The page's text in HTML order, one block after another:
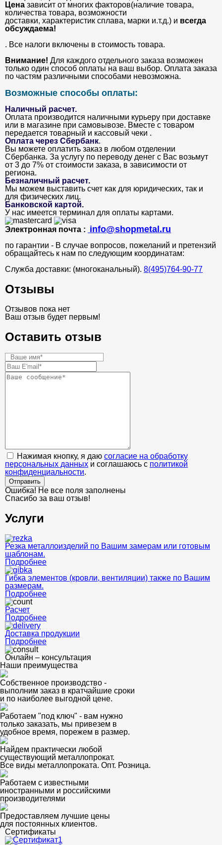
Цена зависит от многих факторов(наличие товара,
количества товара, возможности
доставки, характеристик сплава, марки и.т.д.) и всегда
обсуждаема!
. Все налоги включены в стоимость товара.
Внимание! Для каждого отдельного заказа возможен
только один способ оплаты на ваш выбор. Оплата заказа
по частям различными способами невозможна.
Возможные способы оплаты:
Наличный расчет.
Оплата производится наличными курьеру при доставке
или в магазине при самовывозе. Вместе с товаром
передается товарный и кассовый чеки .
Оплата через Сбербанк.
Вы можете оплатить заказ в любом отделении
Сбербанка. За услугу по переводу денег с Вас возьмут
от 3 до 7% от стоимости заказа, в зависимости от
региона.
Безналичный расчет.
Мы можем выставить счет как для юридических, так и
для физических лиц.
Банковской картой.
У нас имеется терминал для оплаты картами.
Электронная почта : info@shopmetal.ru
по гарантии - В случае вопросов, пожеланий и претензий
обращайтесь к нам по следующим координатам:
Служба доставки: (многоканальный). 8(495)764-90-77
Отзывы
Отзывов пока нет
Ваш отзыв будет первым!
Оставить отзыв
Нажимая кнопку, я даю согласие на обработку
персональных данных и соглашаюсь с политикой
конфиденциальности.
Отправить
Ошибка! Не все поля заполнены
Спасибо за ваш отзыв!
Услуги
Резка металлоизделий по Вашим замерам или готовым
шаблонам.
Подробнее
Гибка элементов (кровли, вентиляции) также по Вашим
размерам.
Подробнее
Расчет
Подробнее
Доставка продукции
Подробнее
Онлайн – консультация
Наши преимущества
Собственное производство -
выполним заказ в кратчайшие сроки
и по наиболее выгодной цене.
Работаем "под ключ" - вам нужно
только заказать, мы привезем в
удобное время, порежем в размер.
Найдем практически любой
существующий металлопрокат.
Все виды металлопроката. Опт. Розница.
Работаем с известными
иностранными и российскими
производителями
Предоставляем лучшие цены
для постоянных клиентов.
Сертификаты